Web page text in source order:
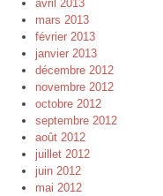
avril 2013
mars 2013
février 2013
janvier 2013
décembre 2012
novembre 2012
octobre 2012
septembre 2012
août 2012
juillet 2012
juin 2012
mai 2012